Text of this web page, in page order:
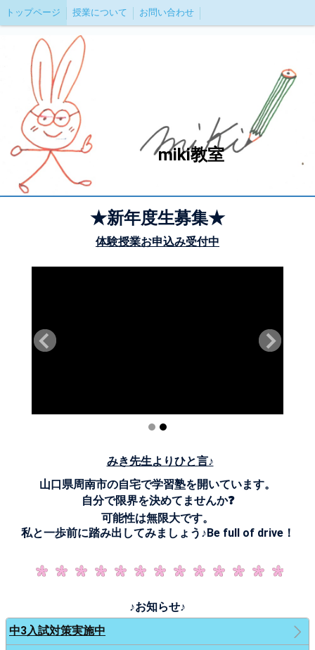
トップページ 授業について お問い合わせ
miki教室
★新年度生募集★
体験授業お申込み受付中
みき先生よりひと言♪
山口県周南市の自宅で学習塾を開いています。
自分で限界を決めてませんか❓
可能性は無限大です。
私と一歩前に踏み出してみましょう♪Be full of drive！
♪お知らせ♪
中3入試対策実施中